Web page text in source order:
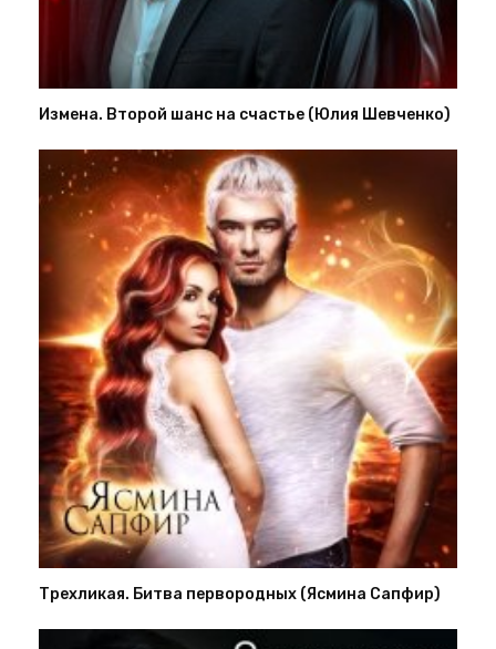
Измена. Второй шанс на счастье (Юлия Шевченко)
Трехликая. Битва первородных (Ясмина Сапфир)